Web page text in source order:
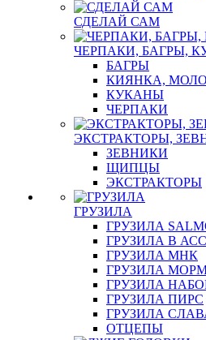
СДЕЛАЙ САМ
ЧЕРПАКИ, БАГРЫ,
БАГРЫ
КИЯНКА,
КУКАНЫ
ЧЕРПАКИ
ЭКСТРАКТОРЫ,
ЗЕВНИКИ
ЩИПЦЫ
ЭКСТРАКТОРЫ
ГРУЗИЛА
ГРУЗИЛА
ГРУЗИЛА В
ГРУЗИЛА МНК
ГРУЗИЛА
ГРУЗИЛА
ГРУЗИЛА ПИРС
ГРУЗИЛА
ОТЦЕПЫ